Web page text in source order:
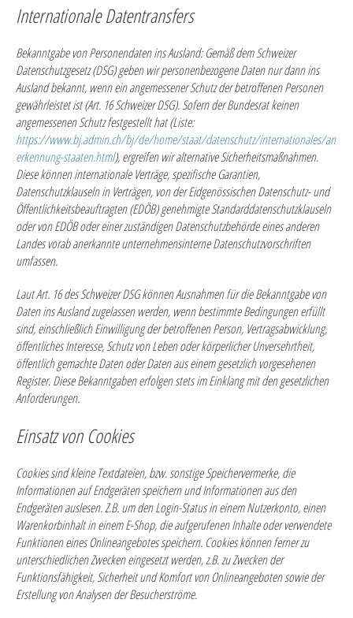
Internationale Datentransfers
Bekanntgabe von Personendaten ins Ausland: Gemäß dem Schweizer
Datenschutzgesetz (DSG) geben wir personenbezogene Daten nur dann ins
Ausland bekannt, wenn ein angemessener Schutz der betroffenen Personen
gewährleistet ist (Art. 16 Schweizer DSG). Sofern der Bundesrat keinen
angemessenen Schutz festgestellt hat (Liste:
https://www.bj.admin.ch/bj/de/home/staat/datenschutz/internationales/an
erkennung-staaten.html), ergreifen wir alternative Sicherheitsmaßnahmen.
Diese können internationale Verträge, spezifische Garantien,
Datenschutzklauseln in Verträgen, von der Eidgenössischen Datenschutz- und
Öffentlichkeitsbeauftragten (EDÖB) genehmigte Standarddatenschutzklauseln
oder von EDÖB oder einer zuständigen Datenschutzbehörde eines anderen
Landes vorab anerkannte unternehmensinterne Datenschutzvorschriften
umfassen.
Laut Art. 16 des Schweizer DSG können Ausnahmen für die Bekanntgabe von
Daten ins Ausland zugelassen werden, wenn bestimmte Bedingungen erfüllt
sind, einschließlich Einwilligung der betroffenen Person, Vertragsabwicklung,
öffentliches Interesse, Schutz von Leben oder körperlicher Unversehrtheit,
öffentlich gemachte Daten oder Daten aus einem gesetzlich vorgesehenen
Register. Diese Bekanntgaben erfolgen stets im Einklang mit den gesetzlichen
Anforderungen.
Einsatz von Cookies
Cookies sind kleine Textdateien, bzw. sonstige Speichervermerke, die
Informationen auf Endgeräten speichern und Informationen aus den
Endgeräten auslesen. Z.B. um den Login-Status in einem Nutzerkonto, einen
Warenkorbinhalt in einem E-Shop, die aufgerufenen Inhalte oder verwendete
Funktionen eines Onlineangebotes speichern. Cookies können ferner zu
unterschiedlichen Zwecken eingesetzt werden, z.B. zu Zwecken der
Funktionsfähigkeit, Sicherheit und Komfort von Onlineangeboten sowie der
Erstellung von Analysen der Besucherströme.